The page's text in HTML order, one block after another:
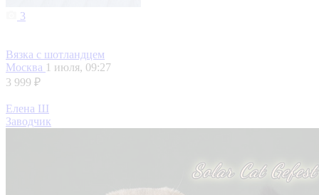
3
Вязка с шотландцем
Москва 1 июля, 09:27
3 999 ₽
Елена Ш
Заводчик